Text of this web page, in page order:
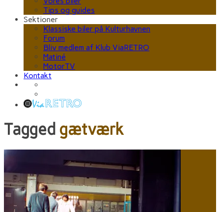
Tips og guides
Sektioner
Klassiske biler på Kulturhavnen
Forum
Bliv medlem af Klub ViaRETRO
Matiné
MotorTV
Kontakt
Tagged gætværk